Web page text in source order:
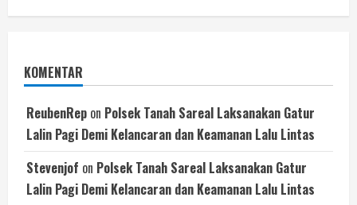
KOMENTAR
ReubenRep on Polsek Tanah Sareal Laksanakan Gatur
Lalin Pagi Demi Kelancaran dan Keamanan Lalu Lintas
Stevenjof on Polsek Tanah Sareal Laksanakan Gatur
Lalin Pagi Demi Kelancaran dan Keamanan Lalu Lintas